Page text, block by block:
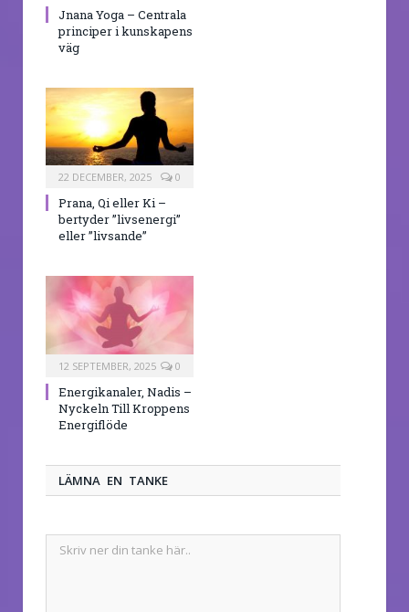
Jnana Yoga – Centrala
principer i kunskapens
väg
22 DECEMBER, 2025 0
Prana, Qi eller Ki –
bertyder ”livsenergi”
eller ”livsande”
12 SEPTEMBER, 2025 0
Energikanaler, Nadis –
Nyckeln Till Kroppens
Energiflöde
LÄMNA EN TANKE